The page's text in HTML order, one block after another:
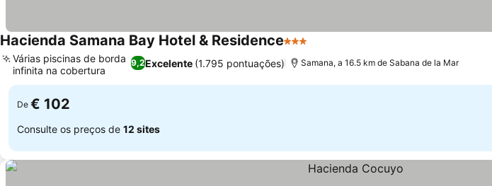
Hacienda Samana Bay Hotel & Residence3 Estrelas
9,2Excelente (1.795 pontuações)
Várias piscinas de borda
infinita na cobertura
Samana, a 16.5 km de Sabana de la Mar
De € 102
Consulte os preços de 12 sites